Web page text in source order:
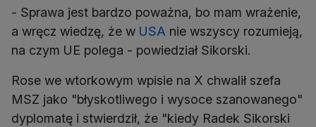
- Sprawa jest bardzo poważna, bo mam wrażenie,
a wręcz wiedzę, że w USA nie wszyscy rozumieją,
na czym UE polega - powiedział Sikorski.
Rose we wtorkowym wpisie na X chwalił szefa
MSZ jako "błyskotliwego i wysoce szanowanego"
dyplomatę i stwierdził, że "kiedy Radek Sikorski